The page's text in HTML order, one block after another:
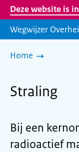
Deze website is
Wegwijzer
Home
Straling
Bij een
radioactief